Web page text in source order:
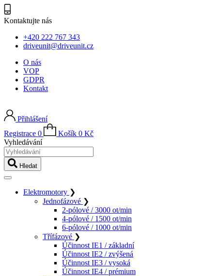
Kontaktujte nás
+420 222 767 343
driveunit@driveunit.cz
O nás
VOP
GDPR
Kontakt
Přihlášení
Registrace 0 Košík 0 Kč
Vyhledávání
Hledat
Elektromotory ❯
Jednofázové ❯
2-pólové / 3000 ot/min
4-pólové / 1500 ot/min
6-pólové / 1000 ot/min
Třífázové ❯
Účinnost IE1 / základní
Účinnost IE2 / zvýšená
Účinnost IE3 / vysoká
Účinnost IE4 / prémium